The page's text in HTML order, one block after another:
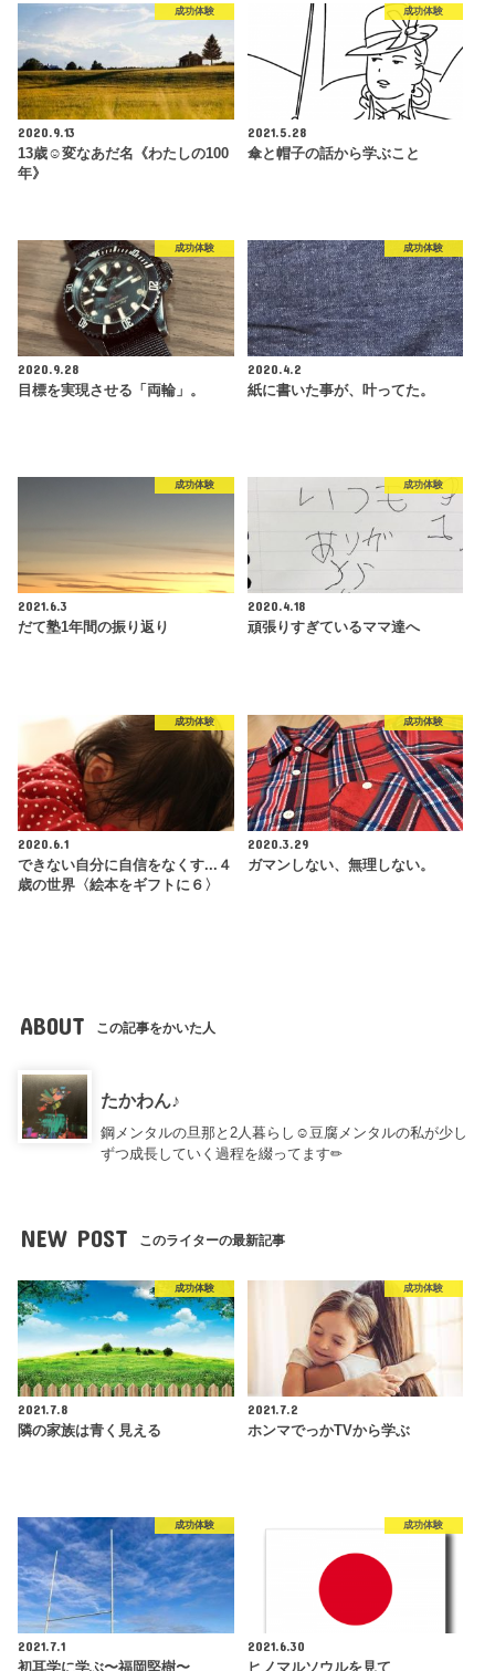
成功体験
2020.9.13
13歳☺︎変なあだ名《わたしの100
年》
成功体験
2021.5.28
傘と帽子の話から学ぶこと
成功体験
2020.9.28
目標を実現させる「両輪」。
成功体験
2020.4.2
紙に書いた事が、叶ってた。
成功体験
2021.6.3
だて塾1年間の振り返り
成功体験
2020.4.18
頑張りすぎているママ達へ
成功体験
2020.6.1
できない自分に自信をなくす...４
歳の世界〈絵本をギフトに６〉
成功体験
2020.3.29
ガマンしない、無理しない。
ABOUT この記事をかいた人
たかわん♪
鋼メンタルの旦那と2人暮らし☺︎豆腐メンタルの私が少し
ずつ成長していく過程を綴ってます✏︎
NEW POST このライターの最新記事
成功体験
2021.7.8
隣の家族は青く見える
成功体験
2021.7.2
ホンマでっかTVから学ぶ
成功体験
2021.7.1
成功体験
2021.6.30